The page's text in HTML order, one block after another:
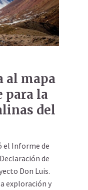
al mapa
para la
del
el Informe de
de
Don Luis.
exploración y